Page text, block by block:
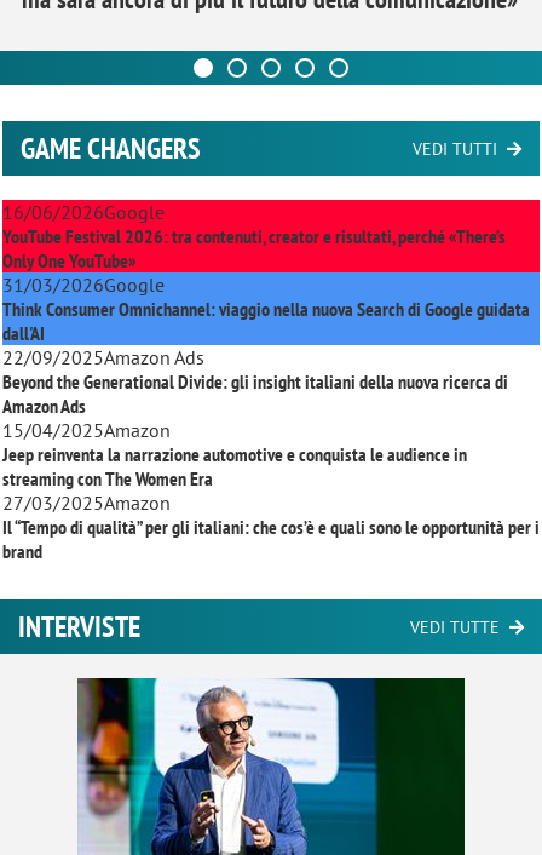
GAME CHANGERS VEDI TUTTI
16/06/2026Google
YouTube Festival 2026: tra contenuti, creator e risultati, perché «There’s
Only One YouTube»
31/03/2026Google
Think Consumer Omnichannel: viaggio nella nuova Search di Google guidata
dall'AI
22/09/2025Amazon Ads
Beyond the Generational Divide: gli insight italiani della nuova ricerca di
Amazon Ads
15/04/2025Amazon
Jeep reinventa la narrazione automotive e conquista le audience in
streaming conThe Women Era
27/03/2025Amazon
Il “Tempo di qualità” per gli italiani: che cos’è e quali sono le opportunità per i
brand
INTERVISTE VEDI TUTTE